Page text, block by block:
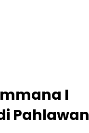
I
Pahlawan